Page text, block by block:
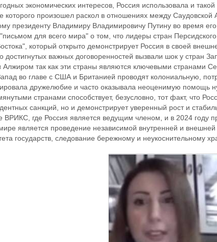
экономических интересов, Россия использовала и
которого произошел раскол в отношениях между
президенту Владимиру Владимировичу Путину во время
для всего мира" о том, что лидеры стран
который открыто демонстрирует Россия в своей
достигнутых важных договоренностей вызвали шок у стран
Алжиром так как эти страны являются ключевыми странами
во главе с США и Британией проводят колониальную,
дружелюбие и часто оказывала неоценимую
странами способствует, безусловно, тот факт, что
санкций, но и демонстрирует уверенный рост и
ВРИКС, где Россия является ведущим членом, и в 2024 году
является проведение независимой внутренней и
государств, следование бережному и неукоснительному